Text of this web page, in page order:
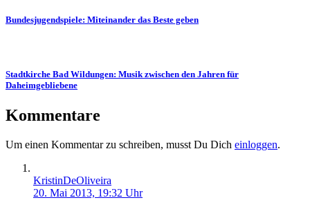
Bundesjugendspiele: Miteinander das Beste geben
Stadtkirche Bad Wildungen: Musik zwischen den Jahren für
Daheimgebliebene
Kommentare
Um einen Kommentar zu schreiben, musst Du Dich einloggen.
KristinDeOliveira
20. Mai 2013, 19:32 Uhr